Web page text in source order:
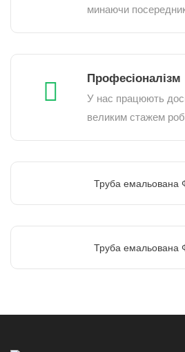
минаючи
Професіоналізм
У нас працюють
великим стажем
Труба емальована
Труба емальована